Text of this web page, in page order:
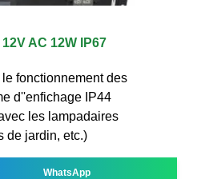
AC 12W IP67
fonctionnement des
d''enfichage IP44
les lampadaires
de jardin, etc.)
WhatsApp